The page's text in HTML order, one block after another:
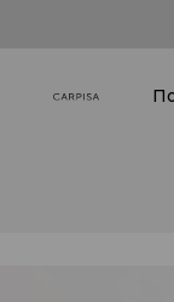
Последние